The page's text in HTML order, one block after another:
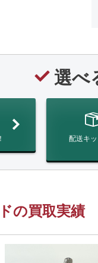
選べ
配送キ
の買取実績